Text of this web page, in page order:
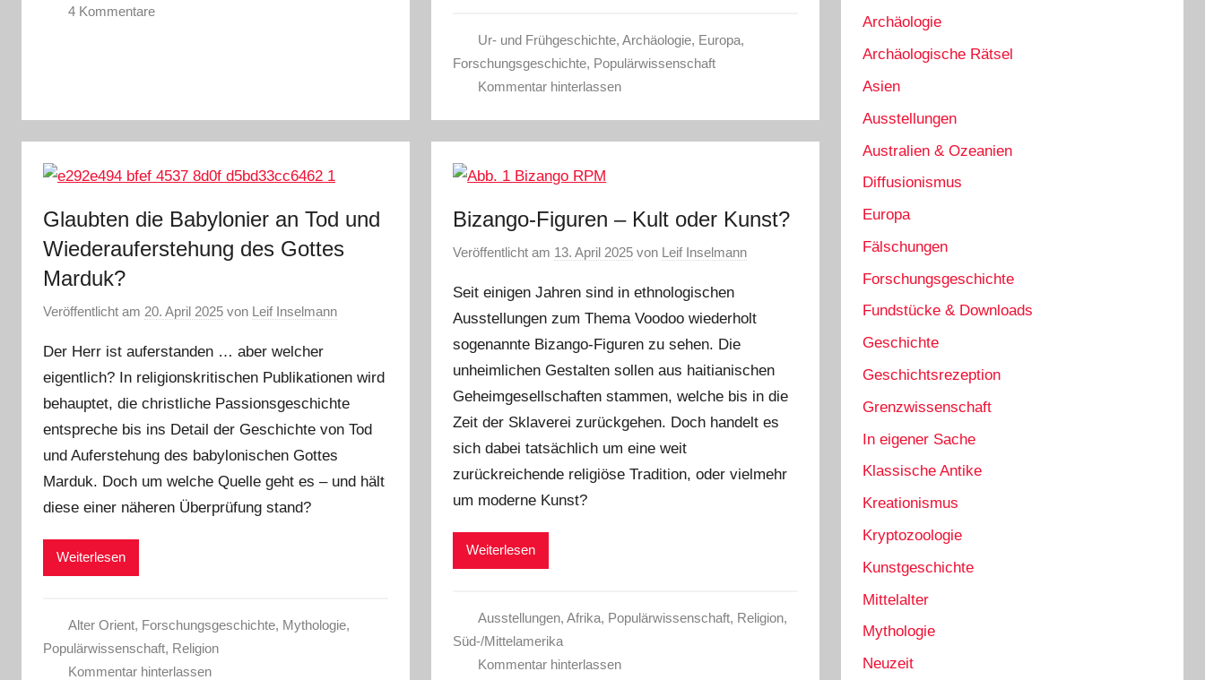
4 Kommentare
Ur- und Frühgeschichte, Archäologie, Europa,
Forschungsgeschichte, Populärwissenschaft
Kommentar hinterlassen
Glaubten die Babylonier an Tod und
Wiederauferstehung des Gottes
Marduk?
Veröffentlicht am 20. April 2025 von Leif Inselmann
Der Herr ist auferstanden … aber welcher
eigentlich? In religionskritischen Publikationen wird
behauptet, die christliche Passionsgeschichte
entspreche bis ins Detail der Geschichte von Tod
und Auferstehung des babylonischen Gottes
Marduk. Doch um welche Quelle geht es – und hält
diese einer näheren Überprüfung stand?
Weiterlesen
Alter Orient, Forschungsgeschichte, Mythologie,
Populärwissenschaft, Religion
Kommentar hinterlassen
Bizango-Figuren – Kult oder Kunst?
Veröffentlicht am 13. April 2025 von Leif Inselmann
Seit einigen Jahren sind in ethnologischen
Ausstellungen zum Thema Voodoo wiederholt
sogenannte Bizango-Figuren zu sehen. Die
unheimlichen Gestalten sollen aus haitianischen
Geheimgesellschaften stammen, welche bis in die
Zeit der Sklaverei zurückgehen. Doch handelt es
sich dabei tatsächlich um eine weit
zurückreichende religiöse Tradition, oder vielmehr
um moderne Kunst?
Weiterlesen
Ausstellungen, Afrika, Populärwissenschaft, Religion,
Süd-/Mittelamerika
Kommentar hinterlassen
Archäologie
Archäologische Rätsel
Asien
Ausstellungen
Australien & Ozeanien
Diffusionismus
Europa
Fälschungen
Forschungsgeschichte
Fundstücke & Downloads
Geschichte
Geschichtsrezeption
Grenzwissenschaft
In eigener Sache
Klassische Antike
Kreationismus
Kryptozoologie
Kunstgeschichte
Mittelalter
Mythologie
Neuzeit